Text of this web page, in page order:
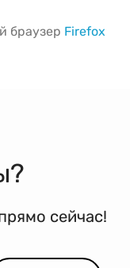
браузер Firefox
сейчас!